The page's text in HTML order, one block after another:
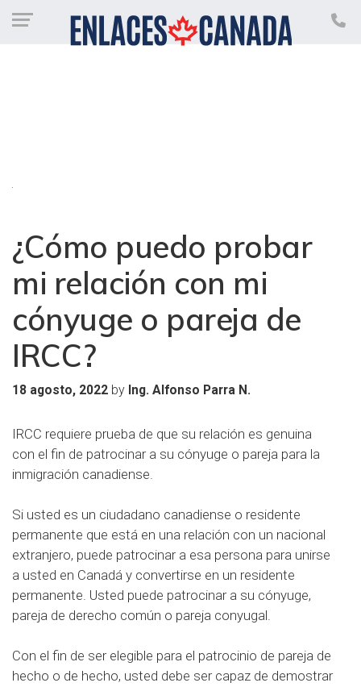
¿Cómo puedo probar
mi relación con mi
cónyuge o pareja de
IRCC?
18 agosto, 2022 by Ing. Alfonso Parra N.
IRCC requiere prueba de que su relación es genuina
con el fin de patrocinar a su cónyuge o pareja para la
inmigración canadiense.
Si usted es un ciudadano canadiense o residente
permanente que está en una relación con un nacional
extranjero, puede patrocinar a esa persona para unirse
a usted en Canadá y convertirse en un residente
permanente. Usted puede patrocinar a su cónyuge,
pareja de derecho común o pareja conyugal.
Con el fin de ser elegible para el patrocinio de pareja de
hecho o de hecho, usted debe ser capaz de demostrar